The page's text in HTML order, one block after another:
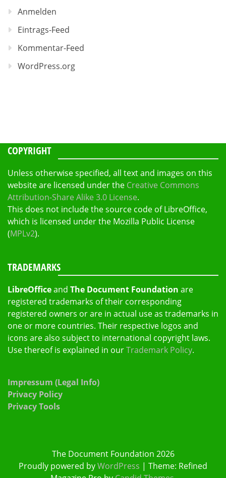
Anmelden
Eintrags-Feed
Kommentar-Feed
WordPress.org
COPYRIGHT
Unless otherwise specified, all text and images on this
website are licensed under the Creative Commons
Attribution-Share Alike 3.0 License.
This does not include the source code of LibreOffice,
which is licensed under the Mozilla Public License
(MPLv2).
TRADEMARKS
LibreOfficeand The Document Foundation are
registered trademarks of their corresponding
registered owners or are in actual use as trademarks in
one or more countries. Their respective logos and
icons are also subject to international copyright laws.
Use thereof is explained in ourTrademark Policy.
Impressum (Legal Info)
Privacy Policy
Privacy Tools
The Document Foundation 2026
Proudly powered byWordPress | Theme: Refined